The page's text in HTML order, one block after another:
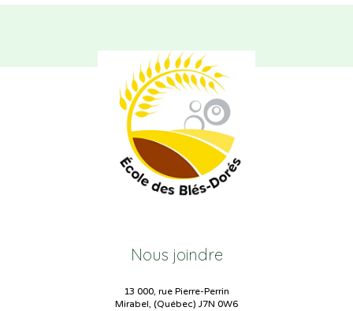
Nous joindre
13 000, rue Pierre-Perrin
Mirabel, (Québec) J7N 0W6